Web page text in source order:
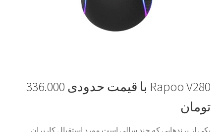
Rapoo V280
با قیمت حدودی 336.000
تومان
یکی از برندهایی که چند سالی است مورد استقبال کاربران